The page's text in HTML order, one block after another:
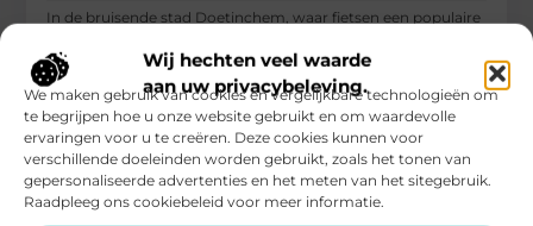
Wij hechten veel waarde
aan uw privacybeleving.
We maken gebruik van cookies en vergelijkbare technologieën om
te begrijpen hoe u onze website gebruikt en om waardevolle
ervaringen voor u te creëren. Deze cookies kunnen voor
verschillende doeleinden worden gebruikt, zoals het tonen van
gepersonaliseerde advertenties en het meten van het sitegebruik.
Raadpleeg ons cookiebeleid voor meer informatie.
In de bruisende stad Doetinchem, waar fietsen een populaire
...
Winkelen